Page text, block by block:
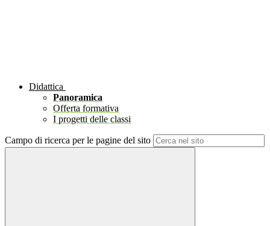
Didattica
Panoramica
Offerta formativa
I progetti delle classi
Campo di ricerca per le pagine del sito